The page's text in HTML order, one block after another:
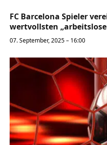
FC Barcelona Spieler
wertvollsten
07. September, 2025 – 16:00